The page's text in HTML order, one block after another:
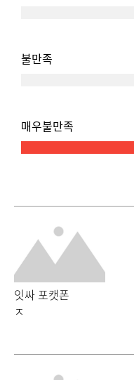
불만족
매우불만족
잇싸 포캣폰
ㅈ